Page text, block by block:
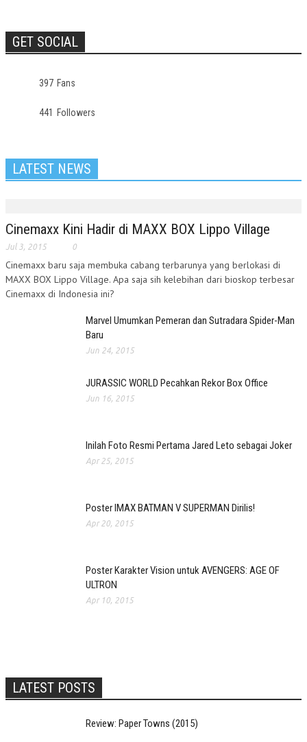
GET SOCIAL
397 Fans
441 Followers
LATEST NEWS
Cinemaxx Kini Hadir di MAXX BOX Lippo Village
Jul 3, 2015 0
Cinemaxx baru saja membuka cabang terbarunya yang berlokasi di
MAXX BOX Lippo Village. Apa saja sih kelebihan dari bioskop terbesar
Cinemaxx di Indonesia ini?
Marvel Umumkan Pemeran dan Sutradara Spider-Man
Baru
Jun 24, 2015
JURASSIC WORLD Pecahkan Rekor Box Office
Jun 16, 2015
Inilah Foto Resmi Pertama Jared Leto sebagai Joker
Apr 25, 2015
Poster IMAX BATMAN V SUPERMAN Dirilis!
Apr 20, 2015
Poster Karakter Vision untuk AVENGERS: AGE OF
ULTRON
Apr 10, 2015
LATEST POSTS
Review: Paper Towns (2015)